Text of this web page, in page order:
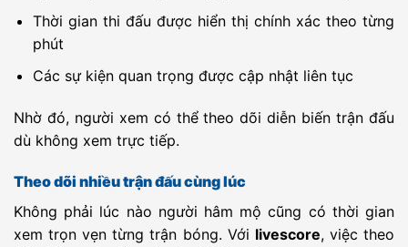
Rosenborg
Unknown
bị
Reserves
Reserves
Reserves
Unknown 21:00
Deportivo
Camioneros
Unknown 21:00
Real Pilar
Reserves
-
Reserves
Unknown 22:00 Toolon Taisto - Valtti -
Thời gian thi đấu được hiển thị chính xác theo từng
phút
Các sự kiện quan trọng được cập nhật liên tục
Nhờ đó, người xem có thể theo dõi diễn biến trận đấu
dù không xem trực tiếp.
Theo dõi nhiều trận đấu cùng lúc
Không phải lúc nào người hâm mộ cũng có thời gian
xem trọn vẹn từng trận bóng. Với livescore, việc theo